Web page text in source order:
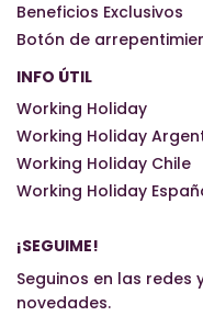
Beneficios Exclusivos
Botón de
INFO ÚTIL
Working Holiday
Working Holiday
Working Holiday Chile
Working Holiday
¡SEGUIME!
Seguinos en las
novedades.